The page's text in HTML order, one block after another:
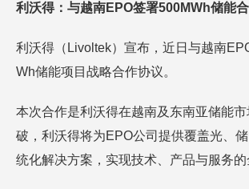
利沃得：与越南EPO签署500MWh储能
利沃得（Livoltek）宣布，近日与越南
Wh储能项目战略合作协议。
本次合作是利沃得在越南及东南亚储能
破，利沃得将为EPO公司提供覆盖光、
统化解决方案，实现技术、产品与服务的